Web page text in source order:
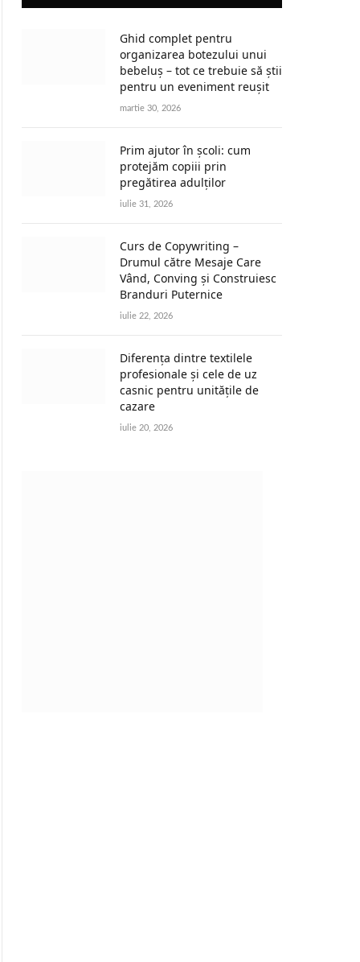
Ghid complet pentru
organizarea botezului unui
bebeluș – tot ce trebuie să știi
pentru un eveniment reușit
martie 30, 2026
Prim ajutor în școli: cum
protejăm copiii prin
pregătirea adulților
iulie 31, 2026
Curs de Copywriting –
Drumul către Mesaje Care
Vând, Conving și Construiesc
Branduri Puternice
iulie 22, 2026
Diferența dintre textilele
profesionale și cele de uz
casnic pentru unitățile de
cazare
iulie 20, 2026